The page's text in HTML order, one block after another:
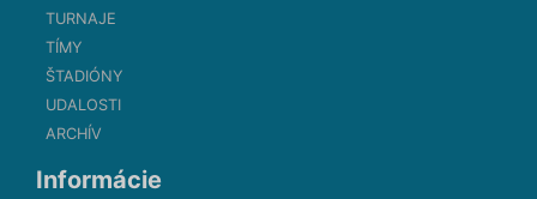
TURNAJE
TÍMY
ŠTADIÓNY
UDALOSTI
ARCHÍV
Informácie